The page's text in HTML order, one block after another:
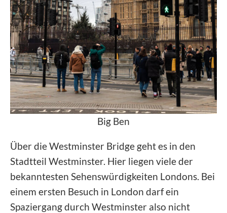
Big Ben
Über die Westminster Bridge geht es in den
Stadtteil Westminster. Hier liegen viele der
bekanntesten Sehenswürdigkeiten Londons. Bei
einem ersten Besuch in London darf ein
Spaziergang durch Westminster also nicht